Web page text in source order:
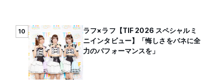
10
ラフ×ラフ【TIF 2026 スペシャルミ
ニインタビュー】「悔しさをバネに全
力のパフォーマンスを」